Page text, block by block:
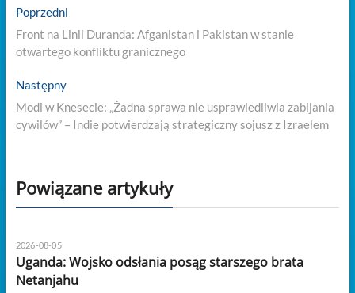
Nawigacja
wpisu
PoprzedniPrevious
post:
Front na Linii Duranda: Afganistan i Pakistan w stanie
otwartego konfliktu granicznego
NastępnyNext
Modi w Knesecie: „Żadna sprawa nie usprawiedliwia zabijania
cywilów” – Indie potwierdzają strategiczny sojusz z Izraelem
Powiązane artykuły
2026-08-05
Uganda: Wojsko odsłania posąg starszego brata
Netanjahu